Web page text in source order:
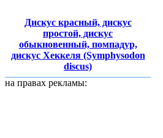
Дискус красный, дискус
простой, дискус
обыкновенный, помпадур,
дискус Хеккеля (Symphysodon
discus)
на правах рекламы: